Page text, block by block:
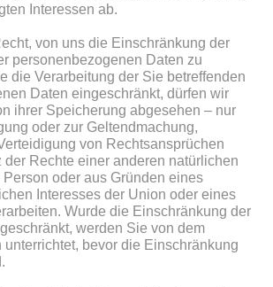
Interessen ab.
von uns die Einschränkung der
personenbezogenen Daten zu
die Verarbeitung der Sie betreffenden
Daten eingeschränkt, dürfen wir
ihrer Speicherung abgesehen – nur
oder zur Geltendmachung,
von Rechtsansprüchen
der Rechte einer anderen natürlichen
oder aus Gründen eines
Interesses der Union oder eines
Wurde die Einschränkung der
werden Sie von dem
unterrichtet, bevor die Einschränkung